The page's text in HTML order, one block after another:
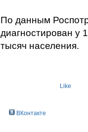
По данным
диагностирован у
тысяч населения.
Like
ВКонтакте